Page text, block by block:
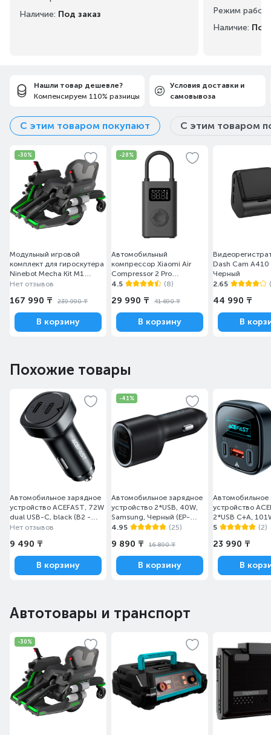
Наличие: Под заказ
Режим
Наличие: Под
Нашли товар дешевле?
Компенсируем 110% разницы
Условия доставки и
самовывоза
С этим товаром покупают С этим товаром
-30%
Модульный игровой
комплект для гироскутера
Ninebot Mecha Kit M1
Серый
Нет отзывов
167 990 ₸ 239 990 ₸
В корзину
-28%
Автомобильный
компрессор Xiaomi Air
Compressor 2 Pro
BHR9099GL/MJCQB07PQW,
4.5 (8)
29 990 ₸ 41 690 ₸
В корзину
Dash Cam
Черный
2.65
44 990 ₸
В
Похожие товары
Автомобильное зарядное
устройство ACEFAST, 72W
dual USB-C, black (B2 -
ACEFAST)
Нет отзывов
9 490 ₸
В корзину
-41%
Автомобильное зарядное
устройство 2*USB, 40W,
Samsung, Черный (EP-
L4020NBEGRU)
4.95 (25)
9 890 ₸ 16 890 ₸
В корзину
Автомобильное
устройство
2*USB C+A,
smart display,
5 (2)
23 990 ₸
В
Автотовары и транспорт
-30%